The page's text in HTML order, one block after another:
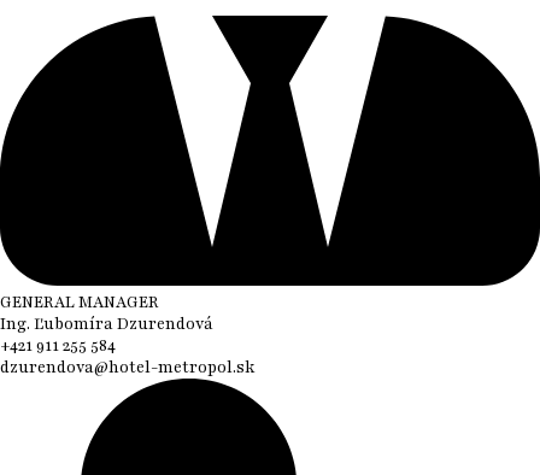
GENERAL MANAGER
Ing. Ľubomíra Dzurendová
+421 911 255 584
dzurendova@hotel-metropol.sk